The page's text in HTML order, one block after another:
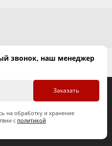
звонок, наш менеджер
Заказать
на обработку и хранение
с политикой